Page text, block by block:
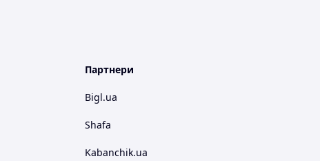
Партнери
Bigl.ua
Shafa
Kabanchik.ua